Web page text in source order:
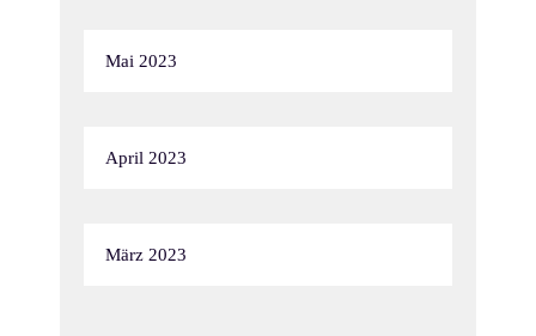
Mai 2023
April 2023
März 2023